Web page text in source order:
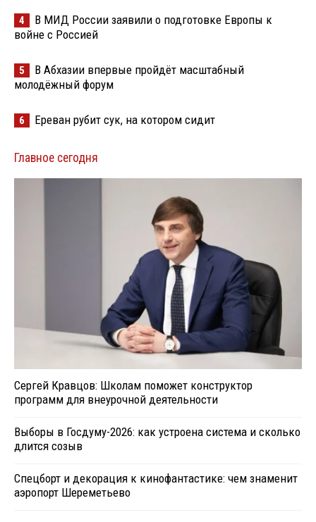
4
В МИД России заявили о подготовке Европы к
войне с Россией
5
В Абхазии впервые пройдёт масштабный
молодёжный форум
6 Ереван рубит сук, на котором сидит
Главное сегодня
Сергей Кравцов: Школам поможет конструктор
программ для внеурочной деятельности
Выборы в Госдуму-2026: как устроена система и сколько
длится созыв
Спецборт и декорация к кинофантастике: чем знаменит
аэропорт Шереметьево